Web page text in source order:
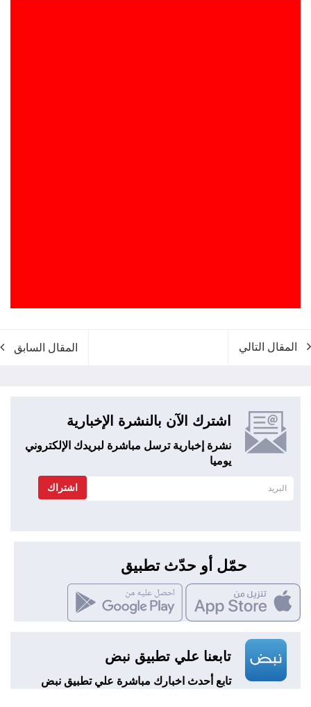
المقال التالي المقال السابق
اشترك الآن بالنشرة الإخبارية
نشرة إخبارية ترسل مباشرة لبريدك الإلكتروني
يوميا
اشتراك
حمّل أو حدّث تطبيق
تابعنا علي تطبيق نبض
تابع أحدث اخبارك مباشرة علي تطبيق نبض